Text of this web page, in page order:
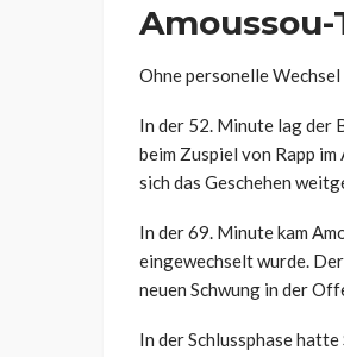
Ohne personelle
In der 52. Minute lag der
beim Zuspiel von Rapp
sich das Geschehen
In der 69. Minute kam
eingewechselt wurde.
neuen Schwung in der
In der Schlussphase